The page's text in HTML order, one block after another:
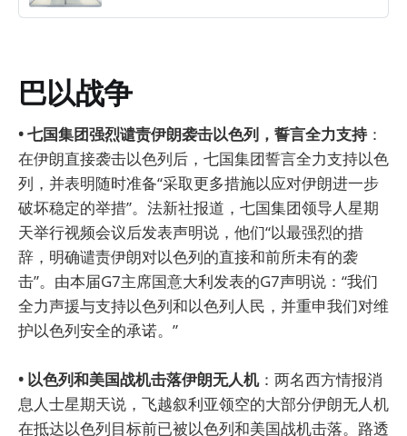
巴以战争
• 七国集团强烈谴责伊朗袭击以色列，誓言全力支持：
在伊朗直接袭击以色列后，七国集团誓言全力支持以色
列，并表明随时准备“采取更多措施以应对伊朗进一步
破坏稳定的举措”。法新社报道，七国集团领导人星期
天举行视频会议后发表声明说，他们“以最强烈的措
辞，明确谴责伊朗对以色列的直接和前所未有的袭
击”。由本届G7主席国意大利发表的G7声明说：“我们
全力声援与支持以色列和以色列人民，并重申我们对维
护以色列安全的承诺。”
• 以色列和美国战机击落伊朗无人机：两名西方情报消
息人士星期天说，飞越叙利亚领空的大部分伊朗无人机
在抵达以色列目标前已被以色列和美国战机击落。路透